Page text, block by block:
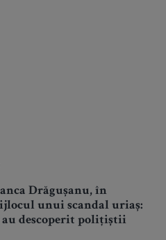
Drăgușanu, în
unui scandal uriaș:
au descoperit polițiștii